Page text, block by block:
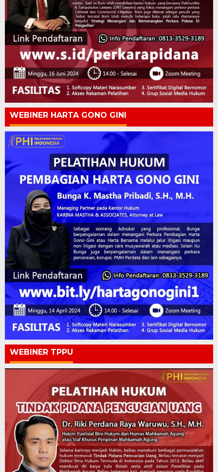
WEBINER HARTA GONO GINI
WEBINER TPPU